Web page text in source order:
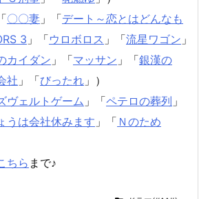
〇〇妻 」「デート～恋とはどんなも
3 」「ウロボロス 」「流星ワゴン 」
カイダン 」「マッサン 」「銀漢の
社 」「びったれ 」）
ヴェルトゲーム 」「ペテロの葬列 」
うは会社休みます 」「 Ｎのため
ちら まで♪